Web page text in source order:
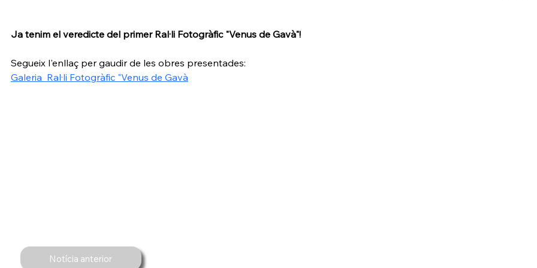
Ja tenim el veredicte del primer Ral·li Fotogràfic "Venus de Gavà"!
Segueix l'enllaç per gaudir de les obres presentades:
Galeria  Ral·li Fotogràfic "Venus de Gavà
Notícia anterior